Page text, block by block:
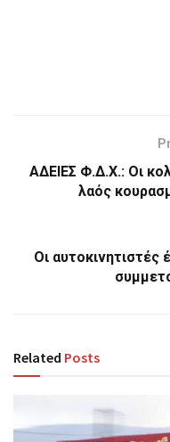
ΑΔΕΙΕΣ Φ.Δ.Χ.: Oι
λαός
Οι
Related Posts